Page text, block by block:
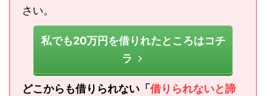
さい。
私でも20万円を借りれたところはコチ
ラ
どこからも借りられない「 借りられないと諦